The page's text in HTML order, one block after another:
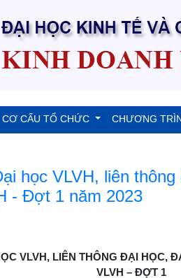
CƠ CẤU TỔ CHỨC CHƯƠNG
học VLVH, liên
- Đợt 1 năm 2023
VLVH, LIÊN THÔNG ĐẠI HỌC,
VLVH – ĐỢT 1